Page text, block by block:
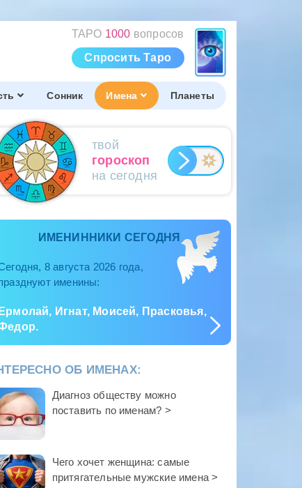
ТАРО 1000 вопросов
Спросить Таро
Сонник Имена Планеты
твой
гороскоп
на сегодня
ИМЕНИННИКИ СЕГОДНЯ
8 августа 2026 года,
именины:
Ермолай, Игнат, Моисей, Прасковья,
ОБ ИМЕНАХ:
Диагноз обществу можно
поставить по именам? >
Чего хочет женщина: самые
притягательные мужские имена >